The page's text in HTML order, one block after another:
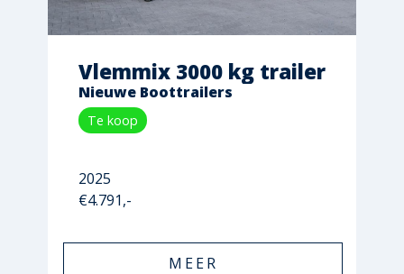
Vlemmix 3000 kg trailer
Nieuwe Boottrailers
Te koop
2025
€4.791,-
MEER